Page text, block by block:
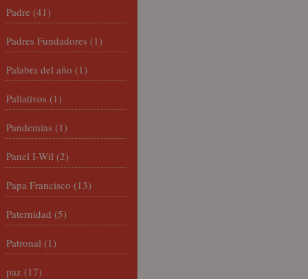
Padre (41)
Padres Fundadores (1)
Palabra del año (1)
Paliativos (1)
Pandemias (1)
Panel I-Wil (2)
Papa Francisco (13)
Paternidad (5)
Patronal (1)
paz (17)